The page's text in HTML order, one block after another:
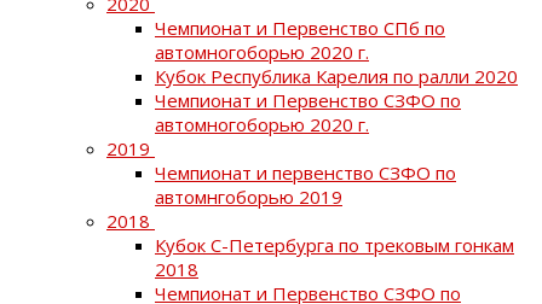
Чемпионат и Первенство СПб по
автомногоборью 2020 г.
Кубок Республика Карелия по ралли 2020
Чемпионат и Первенство СЗФО по
автомногоборью 2020 г.
2019
Чемпионат и первенство СЗФО по
автомнгоборью 2019
2018
Кубок С-Петербурга по трековым гонкам
2018
Чемпионат и Первенство СЗФО по